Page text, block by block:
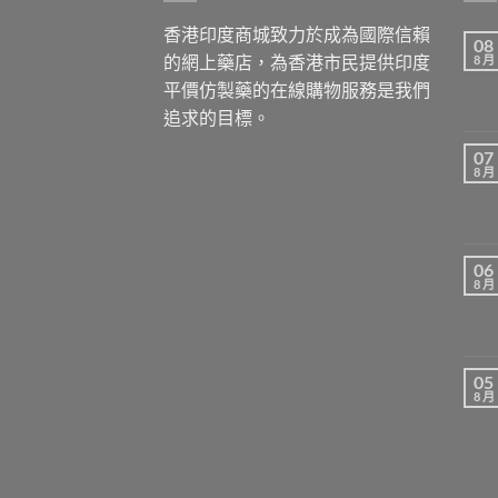
香港印度商城致力於成為國際信賴
的網上藥店，為香港市民提供印度
平價仿製藥的在線購物服務是我們
追求的目標。
08
8 月
07
8 月
06
8 月
05
8 月